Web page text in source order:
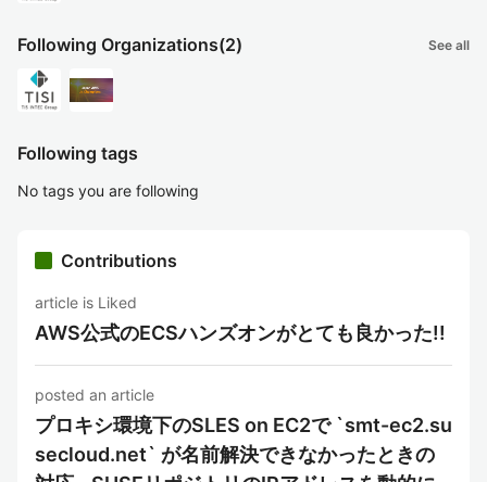
Following Organizations(2) See all
Following tags
No tags you are following
Contributions
article is Liked
AWS公式のECSハンズオンがとても良かった!!
posted an article
プロキシ環境下のSLES on EC2で `smt-ec2.su
secloud.net` が名前解決できなかったときの